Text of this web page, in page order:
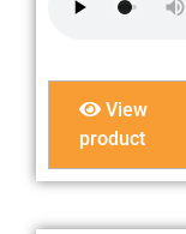
View
product